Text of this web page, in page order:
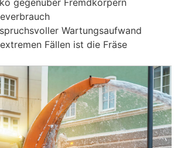
gegenüber Fremdkörpern
Wartungsaufwand
Fällen ist die Fräse